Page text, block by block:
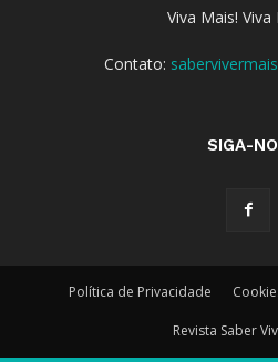
Viva Mais! Viva
Contato:
SIGA-
Política de Privacidade
Revista Saber